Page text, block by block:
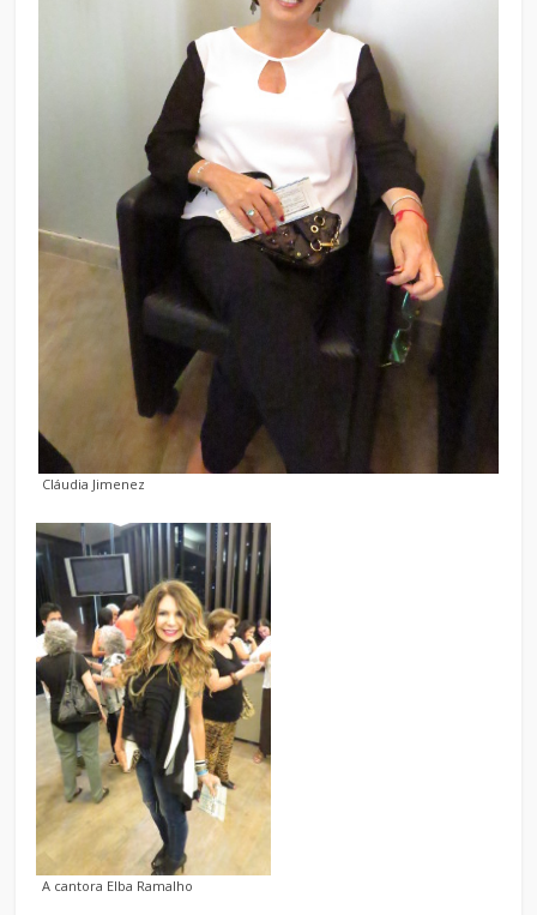
Cláudia Jimenez
A cantora Elba Ramalho